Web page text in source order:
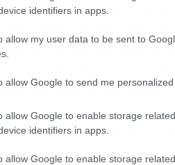
identifiers in apps.
allow my user data to be sent to
allow Google to send me personalized
allow Google to enable storage
identifiers in apps.
allow Google to enable storage
να έρθει, εγώ από την
να φανταστώ
τέτοια κατάσταση.
ποτέ. Χρειάστηκε
από εκείνη την ημέρα.
έχει να κάνει με
φινάλε.